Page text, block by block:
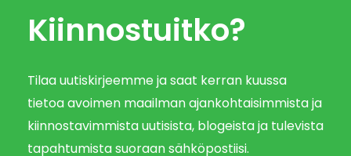
Kiinnostuitko?
Tilaa uutiskirjeemme ja saat kerran kuussa
tietoa avoimen maailman ajankohtaisimmista ja
kiinnostavimmista uutisista, blogeista ja tulevista
tapahtumista suoraan sähköpostiisi.